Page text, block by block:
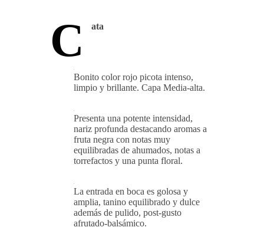
C ata
limpio y brillante. Capa Media-alta.
Presenta una potente intensidad,
fruta negra con notas muy
equilibradas de ahumados, notas a
torrefactos y una punta floral.